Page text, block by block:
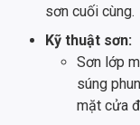
sơn cuối cùng.
Kỹ thuật sơn:
Sơn lớp
súng
mặt cửa